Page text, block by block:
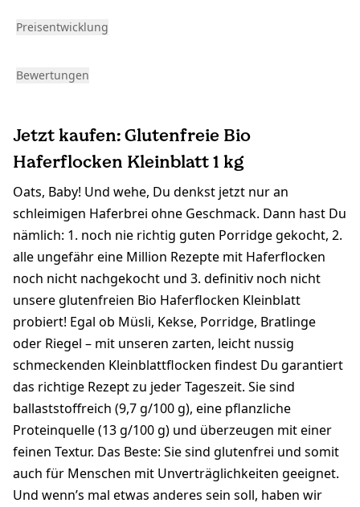
Preisentwicklung
Bewertungen
Jetzt kaufen: Glutenfreie Bio
Haferflocken Kleinblatt 1 kg
Oats, Baby! Und wehe, Du denkst jetzt nur an
schleimigen Haferbrei ohne Geschmack. Dann hast Du
nämlich: 1. noch nie richtig guten Porridge gekocht, 2.
alle ungefähr eine Million Rezepte mit Haferflocken
noch nicht nachgekocht und 3. definitiv noch nicht
unsere glutenfreien Bio Haferflocken Kleinblatt
probiert! Egal ob Müsli, Kekse, Porridge, Bratlinge
oder Riegel – mit unseren zarten, leicht nussig
schmeckenden Kleinblattflocken findest Du garantiert
das richtige Rezept zu jeder Tageszeit. Sie sind
ballaststoffreich (9,7 g/100 g), eine pflanzliche
Proteinquelle (13 g/100 g) und überzeugen mit einer
feinen Textur. Das Beste: Sie sind glutenfrei und somit
auch für Menschen mit Unverträglichkeiten geeignet.
Und wenn’s mal etwas anderes sein soll, haben wir